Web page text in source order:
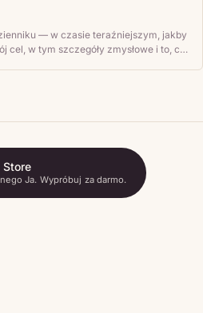
— w czasie teraźniejszym, jakby
cel, w tym szczegóły zmysłowe i to, co
Ja. Wypróbuj za darmo.